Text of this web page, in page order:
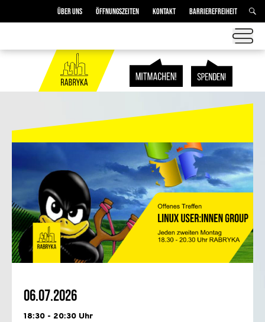
ÜBER UNS ÖFFNUNGSZEITEN KONTAKT BARRIEREFREIHEIT
06.07.2026
18:30 - 20:30 Uhr